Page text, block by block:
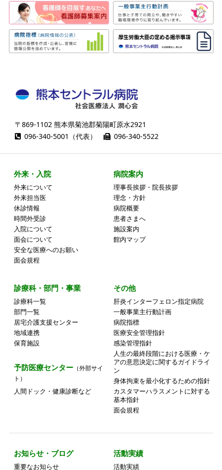
〒869-1102 熊本県菊池郡菊陽町原水2921
096-340-5001（代表）
096-340-5522
外来・入院
外来について
外来担当医
休診情報
時間外受診
入院について
面会について
安全な医療へのお願い
面会規程
病院案内
理事長挨拶・院長挨拶
理念・方針
病院概要
患者さまへ
施設案内
館内マップ
診療科・部門・事業
診療科一覧
部門一覧
居宅介護支援センター
地域連携
保育施設
予防医療センター（外部サイ
ト）
人間ドック・健康診断など
その他
肝炎インターフェロン指定病院
一般事業主行動計画
病院指標
医療安全管理指針
感染管理指針
人生の最終段階における医療・ケ
アの意思決定に関するガイドライ
ン
身体拘束を最小化するための指針
カスタマーハラスメントに対する
基本指針
面会規程
お知らせ・ブログ
重要なお知らせ
活動実績
活動実績